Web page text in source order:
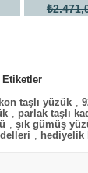
Etiketler
taşlı yüzük ,
, parlak taşlı
, şık gümüş
, hediyelik